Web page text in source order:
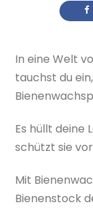
In eine Welt
tauchst du
Es hüllt deine
schützt sie
Mit
Bienenstock